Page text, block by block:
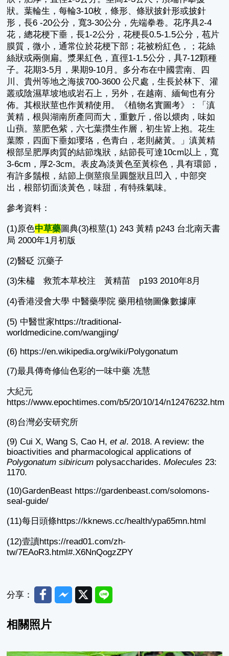
狀。葉輪生，每輪3-10枚，條形、條狀披針形或披針
形，長6 -20公分，寬3-30公分，先端拳卷。花序具2-4
花，總花梗下垂，長1-2公分，花梗長0.5-1.5公分，苞片
膜質，微小，通常位於花梗下部；花被粉紅色，；花絲
絲狀或兩側扁。漿果紅色，直徑1-1.5公分，具7-12顆種
子。花期3-5月，果期9-10月。多分布在中國雲南、四
川、貴州等地之海拔700-3600 公尺處，生長於林下、灌
叢或陰濕草坡地或岩石上，另外，在越南、緬甸也有分
佈。其根狀莖也作黃精使用。《植物名實圖考》：「滇
黃精，根與湖南所產同而大，重數斤，俗以煨肉，味如
山蕷。莖肥色紫，六七葉攢生作層，初生皆上抱。花生
葉際，四面下垂如瓔珞，色青白，老則赭黃。」滇黃精
根部呈肥厚肉質的結節塊狀，結節長可達10cm以上，寬
3-6cm，厚2-3cm。表皮為淡黃色至黃棕色，具有環節，
有許多鬚根，結節上側莖痕呈圓盤狀且凹入，中部突
出，根部切面淡黃色，味甜，有特殊氣味。
參考資料：
(1)原色中草藥圖典(3)根莖(1) 243 黃精 p243 台北南天書
局 2000年1月初版
(2)醫砭 沉藥子
(3)朱橚 救荒本草校注 黃精苗 p193 2010年8月
(4)香港浸會大學 中醫藥學院 藥用植物圖像數據庫
(5) 中醫世家https://traditional-
worldmedicine.com/wangjing/
(6) https://en.wikipedia.org/wiki/Polygonatum
(7)最具傳奇修仙色彩的一味中藥 冼慧
大紀元
https://www.epochtimes.com/b5/20/10/14/n12476232.htm
(8)台灣必安研究所
(9) Cui X, Wang S, Cao H,et al. 2018. A review: the
bioactivities and pharmacological applications of
Polygonatum sibiricum polysaccharides.Molecules 23:
1170.
(10)GardenBeast https://gardenbeast.com/solomons-
seal-guide/
(11)每日頭條https://kknews.cc/health/ypa65mn.html
(12)壹讀https://read01.com/zh-
tw/7EAoR3.html#.X6NnQogzZPY
分享： FacebookMessenger
TwitterLine
相關照片